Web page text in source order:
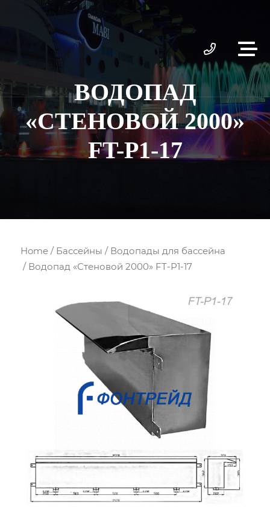
ВОДОПАД
«СТЕНОВОЙ 2000»
FT-Р1-17
Home / Бассейны / Водопады для бассейна
/ Водопад «Стеновой 2000» FT-Р1-17